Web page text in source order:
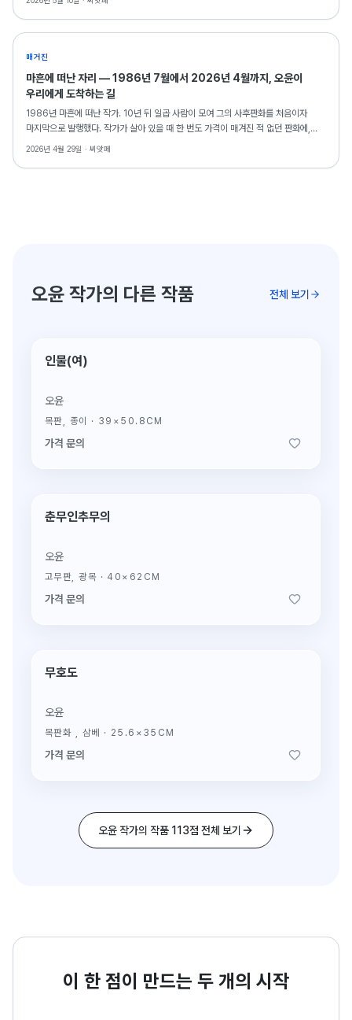
매거진
마흔에 떠난 자리 — 1986년 7월에서 2026년 4월까지, 오윤이
우리에게 도착하는 길
1986년 마흔에 떠난 작가. 10년 뒤 일곱 사람이 모여 그의 사후판화를 처음이자
마지막으로 발행했다. 작가가 살아 있을 때 한 번도 가격이 매겨진 적 없던 판화에,
그가 떠난 자리에서 동료들이 표식을 새긴 셈이었다. 사후 40주기를 맞는 2026년,
2026년 4월 29일 · 씨앗페
오윤 작가의 다른 작품 전체 보기
생전 진작(眞作)
인물(여)
오윤
목판, 종이 · 39×50.8CM
가격 문의
생전 진작(眞作)
춘무인추무의
오윤
고무판, 광목 · 40×62CM
가격 문의
생전 진작(眞作)
무호도
오윤
목판화 , 삼베 · 25.6×35CM
가격 문의
오윤 작가의 작품 113점 전체 보기
이 한 점이 만드는 두 개의 시작